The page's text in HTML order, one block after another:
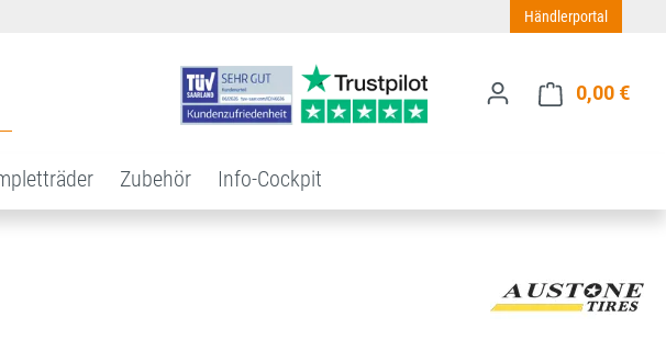
Händlerportal
0,00 €
Zubehör Info-Cockpit